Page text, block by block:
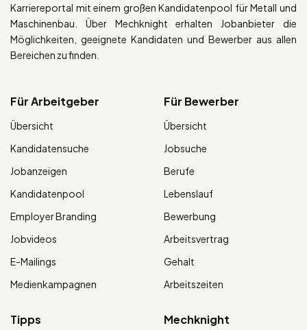
Karriereportal mit einem großen Kandidatenpool für Metall und
Maschinenbau. Über Mechknight erhalten Jobanbieter die
Möglichkeiten, geeignete Kandidaten und Bewerber aus allen
Bereichen zu finden.
Für Arbeitgeber
Übersicht
Kandidatensuche
Jobanzeigen
Kandidatenpool
Employer Branding
Jobvideos
E-Mailings
Medienkampagnen
Für Bewerber
Übersicht
Jobsuche
Berufe
Lebenslauf
Bewerbung
Arbeitsvertrag
Gehalt
Arbeitszeiten
Tipps Mechknight